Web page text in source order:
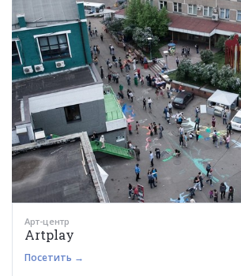
Арт-центр
Artplay
Посетить →